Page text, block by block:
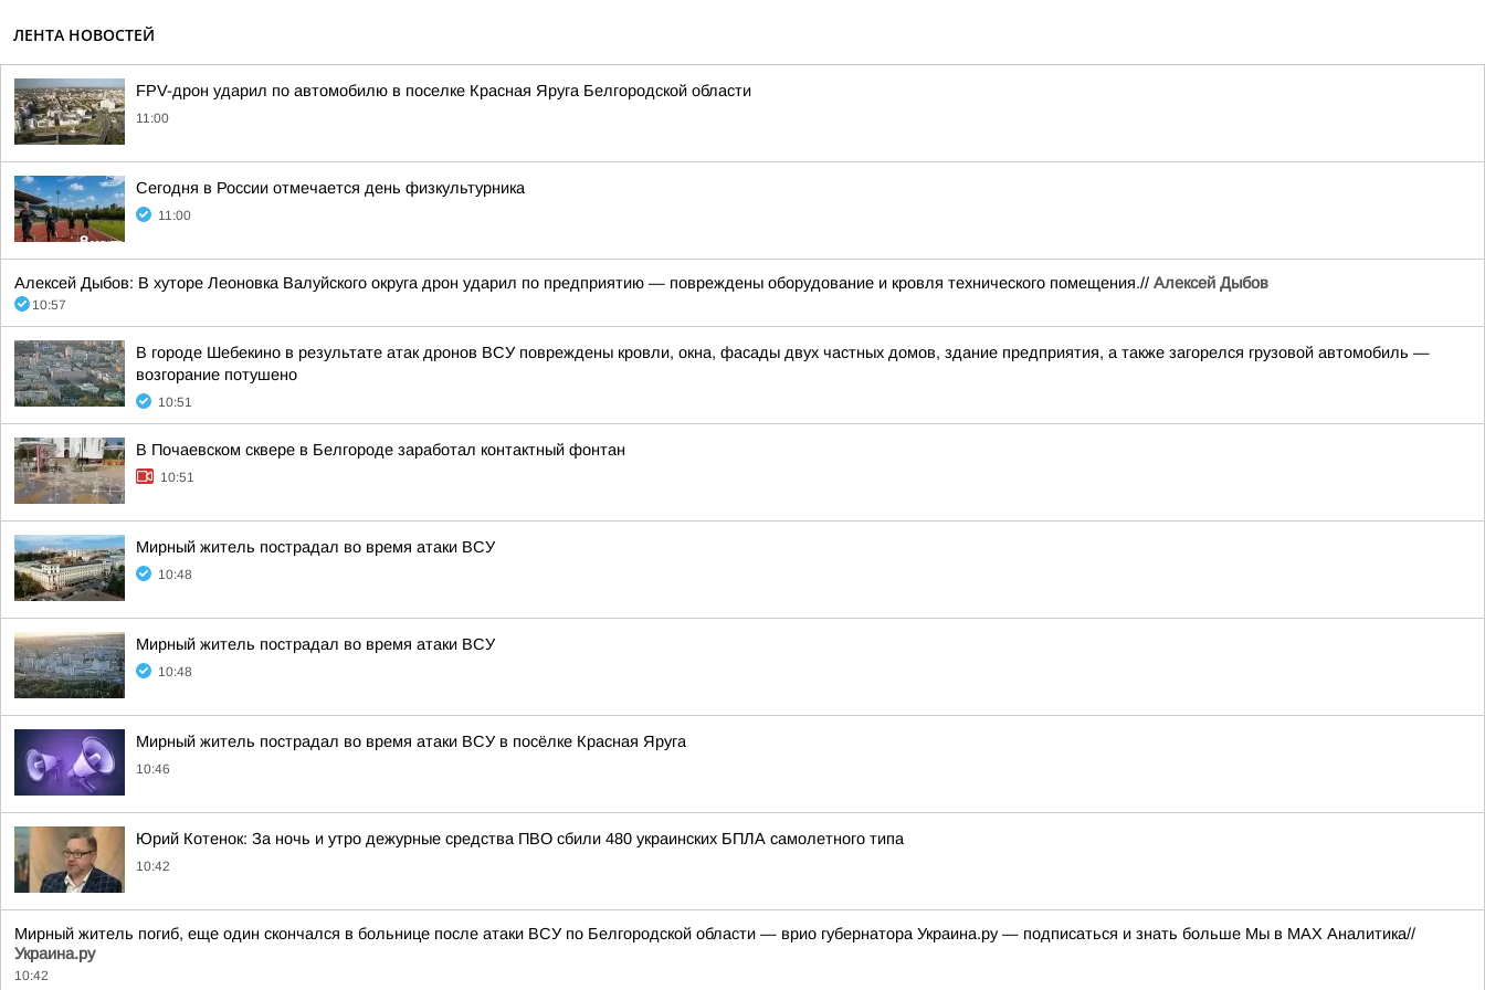
ЛЕНТА НОВОСТЕЙ
FPV-дрон ударил по автомобилю в поселке Красная Яруга Белгородской области
11:00
Сегодня в России отмечается день физкультурника
11:00
Алексей Дыбов: В хуторе Леоновка Валуйского округа дрон ударил по предприятию — повреждены оборудование и кровля технического помещения.// Алексей Дыбов
10:57
В городе Шебекино в результате атак дронов ВСУ повреждены кровли, окна, фасады двух частных домов, здание предприятия, а также загорелся грузовой автомобиль —
возгорание потушено
10:51
В Почаевском сквере в Белгороде заработал контактный фонтан
10:51
Мирный житель пострадал во время атаки ВСУ
10:48
Мирный житель пострадал во время атаки ВСУ
10:48
Мирный житель пострадал во время атаки ВСУ в посёлке Красная Яруга
10:46
Юрий Котенок: За ночь и утро дежурные средства ПВО сбили 480 украинских БПЛА самолетного типа
10:42
Мирный житель погиб, еще один скончался в больнице после атаки ВСУ по Белгородской области — врио губернатора Украина.ру — подписаться и знать больше Мы в MAX Аналитика//
Украина.ру
10:42